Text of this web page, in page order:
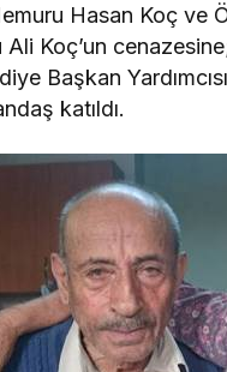
Hasan Koç ve
Koç’un
Başkan
katıldı.